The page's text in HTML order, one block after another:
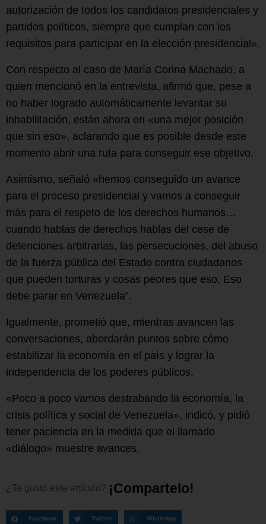
autorización de todos los candidatos presidenciales y
partidos políticos, siempre que cumplan con los
requisitos para participar en la elección presidencial».
Con respecto al caso de María Corina Machado, a
quien mencionó en la entrevista, afirmó que, pese a
no haber logrado automáticamente levantar su
inhabilitación, están ahora en «una mejor posición
que sin eso», aclarando que es posible desde este
momento abrir una ruta para conseguir ese objetivo.
Asimismo, señaló «hemos conseguido un avance
para el proceso presidencial y vamos a conseguir
más para el respeto de los derechos humanos…
cuando hablas de derechos hablas del cese de
detenciones arbitrarias, las persecuciones, del abuso
de la fuerza pública del Estado contra ciudadanos
que pueden torturas y cosas peores que eso. Eso
debe parar en Venezuela”.
Igualmente, prometió que, mientras avancen las
conversaciones, abordarán puntos sobre cómo
estabilizar la economía en el país y lograr la
independencia de los poderes públicos.
«Poco a poco vamos destrabando la economía, la
crisis política y social de Venezuela», indicó, y pidió
tener paciencia en la medida que el llamado
«diálogo» muestre avances.
¿Te gustó este artículo? ¡Compartelo!
Facebook Twitter WhatsApp